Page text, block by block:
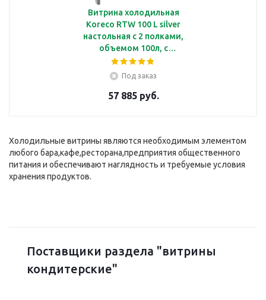
Витрина холодильная
Koreco RTW 100 L silver
настольная с 2 полками,
объемом 100л, с
подсветкой, корпус из
серебристого пластика
Под заказ
57 885 руб.
Холодильные витрины являются необходимым элементом
любого бара,кафе,ресторана,предприятия общественного
питания и обеспечивают наглядность и требуемые условия
хранения продуктов.
Поставщики раздела "витрины
кондитерские"